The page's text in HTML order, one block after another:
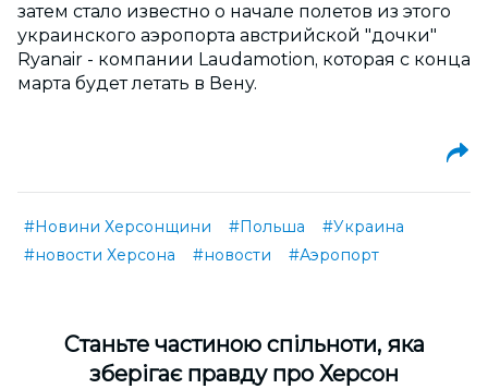
затем стало известно о начале полетов из этого
украинского аэропорта австрийской "дочки"
Ryanair - компании Laudamotion, которая с конца
марта будет летать в Вену.
#Новини Херсонщини #Польша
#Украина
#новости Херсона
#новости #Аэропорт
Cтаньте частиною спільноти, яка
зберігає правду про Херсон